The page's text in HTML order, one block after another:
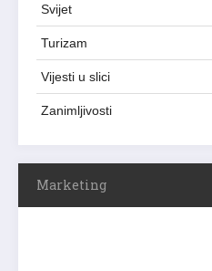
Svijet
Turizam
Vijesti u slici
Zanimljivosti
Marketing